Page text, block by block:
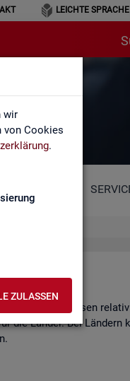
wir
von Cookies
.
ZULASSEN
LEICHTE SPRACHE
die Län­der. Bei Län­dern